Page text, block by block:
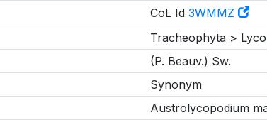
CoL Id 3WMMZ
Tracheophyta >
(P. Beauv.) Sw.
Synonym
Austrolycopodium